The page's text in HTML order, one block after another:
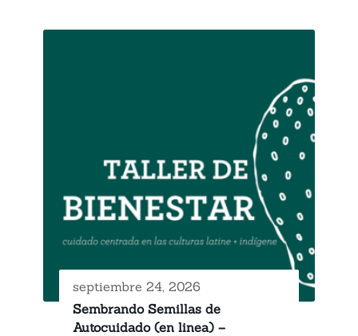
septiembre 24, 2026
Sembrando Semillas de
Autocuidado (en linea) –